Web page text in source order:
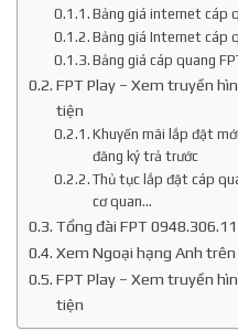
Bảng giá internet cáp
Bảng giá Internet cáp
Bảng giá cáp quang
FPT Play – Xem truyền
tiện
Khuyến mãi lắp đặt
đăng ký trả trước
Thủ tục lắp đặt cáp
cơ quan…
Tổng đài FPT
Xem Ngoại hạng Anh trên
FPT Play – Xem truyền
tiện